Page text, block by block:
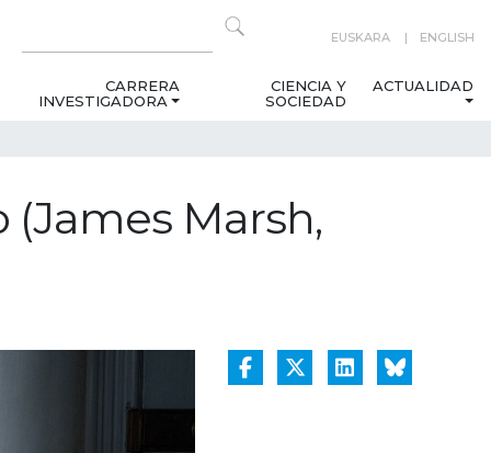
EUSKARA ENGLISH
CARRERA
INVESTIGADORA
CIENCIA Y
SOCIEDAD
ACTUALIDAD
Marsh,